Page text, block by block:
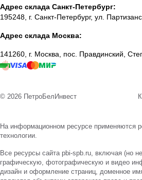
Адрес склада Санкт-Петербург:
195248, г. Санкт-Петербург, ул.
Адрес склада Москва:
141260, г. Москва, пос. Правдинский,
© 2026 ПетроБелИнвест
На информационном ресурсе применяются
технологии.
Все ресурсы сайта pbi-spb.ru, включая (но
графическую, фотографическую и видео
дизайн и оформление страниц, доменное